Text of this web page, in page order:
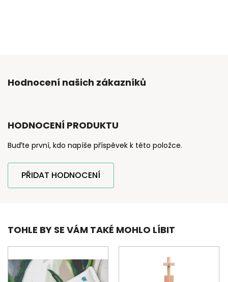
Hodnocení našich zákazníků
HODNOCENÍ PRODUKTU
Buďte první, kdo napíše příspěvek k této položce.
PŘIDAT HODNOCENÍ
TOHLE BY SE VÁM TAKÉ MOHLO LÍBIT